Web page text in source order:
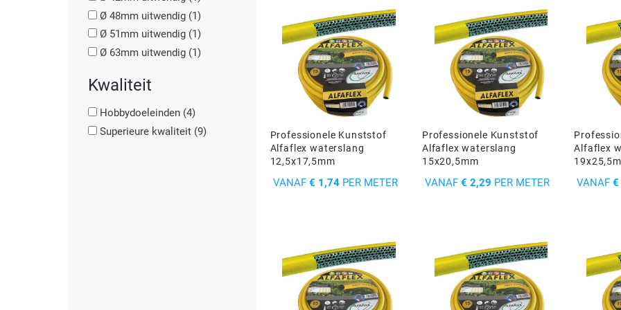
Schoonmaakmiddel
Professionele Kunststof
Alfaflex waterslang
12,5x17,5mm
VANAF € 1,74PER METER
PRIJS
Professionele Kunststof
Alfaflex waterslang
15x20,5mm
VANAF € 2,29 PER METER
PRIJS
Alfaflex
VANAF€
PRIJS
Ø 48mm uitwendig (1)
Ø 51mm uitwendig (1)
Ø 63mm uitwendig (1)
Kwaliteit
Hobbydoeleinden (4)
Superieure kwaliteit (9)